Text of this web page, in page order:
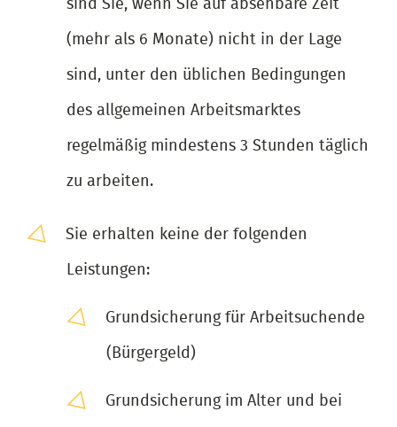
sind Sie, wenn Sie auf absehbare Zeit
(mehr als 6 Monate) nicht in der Lage
sind, unter den üblichen Bedingungen
des allgemeinen Arbeitsmarktes
regelmäßig mindestens 3 Stunden täglich
zu arbeiten.
Sie erhalten keine der folgenden
Leistungen:
Grundsicherung für Arbeitsuchende
(Bürgergeld)
Grundsicherung im Alter und bei